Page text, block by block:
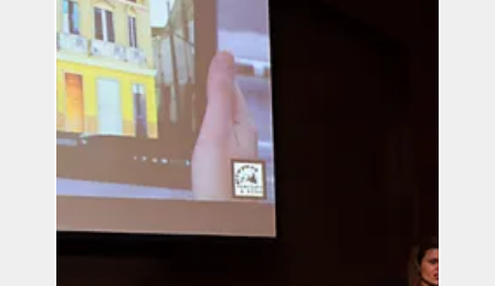
Música Bacterial por José Luis
Romero, Ricardo Climent, Javier
Acevedo Mota, Javier Nava,
Manusamo & Bzika y Siglinde